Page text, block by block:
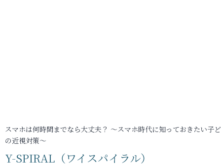
スマホは何時間までなら大丈夫？ ～スマホ時代に知っておきたい子
の近視対策～
Y-SPIRAL（ワイスパイラル）